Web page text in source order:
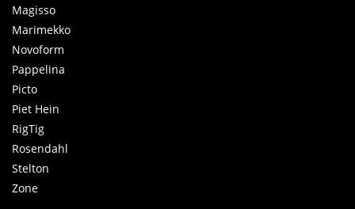
Magisso
Marimekko
Novoform
Pappelina
Picto
Piet Hein
RigTig
Rosendahl
Stelton
Zone